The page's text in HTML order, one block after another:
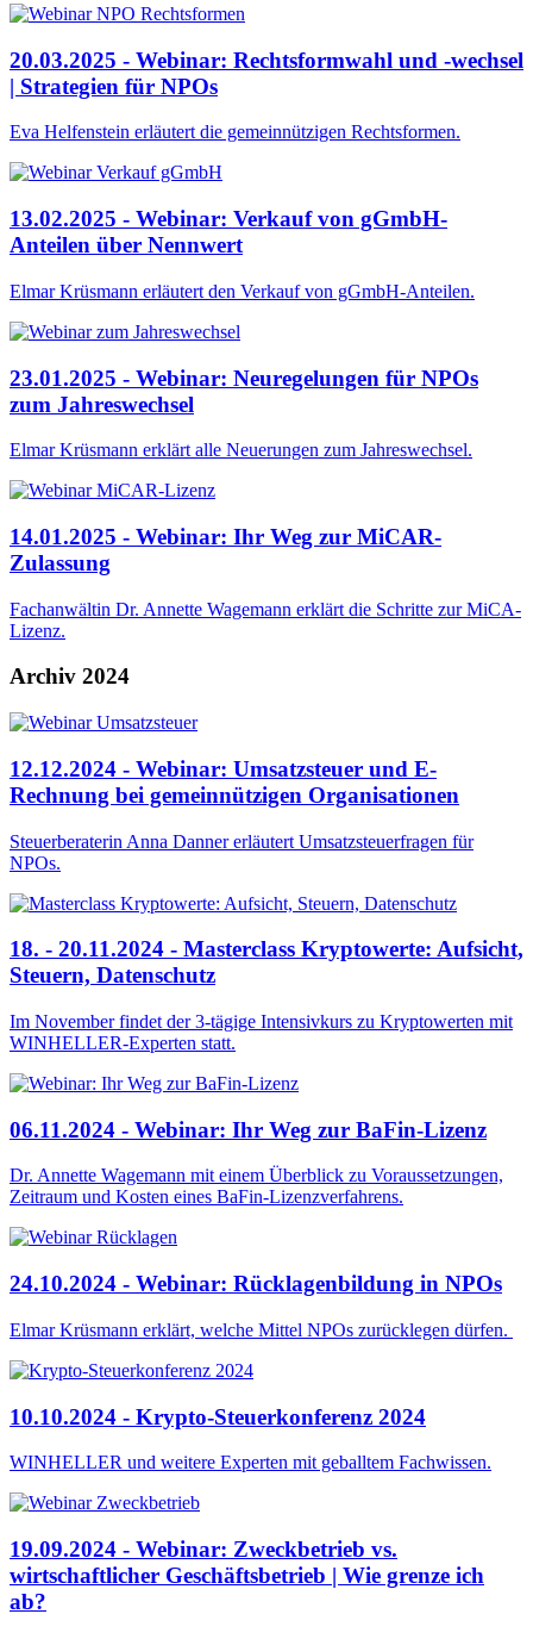
20.03.2025 - Webinar: Rechtsformwahl und -wechsel
| Strategien für NPOs
Eva Helfenstein erläutert die gemeinnützigen Rechtsformen.
13.02.2025 - Webinar: Verkauf von gGmbH-
Anteilen über Nennwert
Elmar Krüsmann erläutert den Verkauf von gGmbH-Anteilen.
23.01.2025 - Webinar: Neuregelungen für NPOs
zum Jahreswechsel
Elmar Krüsmann erklärt alle Neuerungen zum Jahreswechsel.
14.01.2025 - Webinar: Ihr Weg zur MiCAR-
Zulassung
Fachanwältin Dr. Annette Wagemann erklärt die Schritte zur MiCA-
Lizenz.
Archiv 2024
12.12.2024 - Webinar: Umsatzsteuer und E-
Rechnung bei gemeinnützigen Organisationen
Steuerberaterin Anna Danner erläutert Umsatzsteuerfragen für
NPOs.
18. - 20.11.2024 - Masterclass Kryptowerte: Aufsicht,
Steuern, Datenschutz
Im November findet der 3-tägige Intensivkurs zu Kryptowerten mit
WINHELLER-Experten statt.
06.11.2024 - Webinar: Ihr Weg zur BaFin-Lizenz
Dr. Annette Wagemann mit einem Überblick zu Voraussetzungen,
Zeitraum und Kosten eines BaFin-Lizenzverfahrens.
24.10.2024 - Webinar: Rücklagenbildung in NPOs
Elmar Krüsmann erklärt, welche Mittel NPOs zurücklegen dürfen.
10.10.2024 - Krypto-Steuerkonferenz 2024
WINHELLER und weitere Experten mit geballtem Fachwissen.
19.09.2024 - Webinar: Zweckbetrieb vs.
wirtschaftlicher Geschäftsbetrieb | Wie grenze ich
ab?